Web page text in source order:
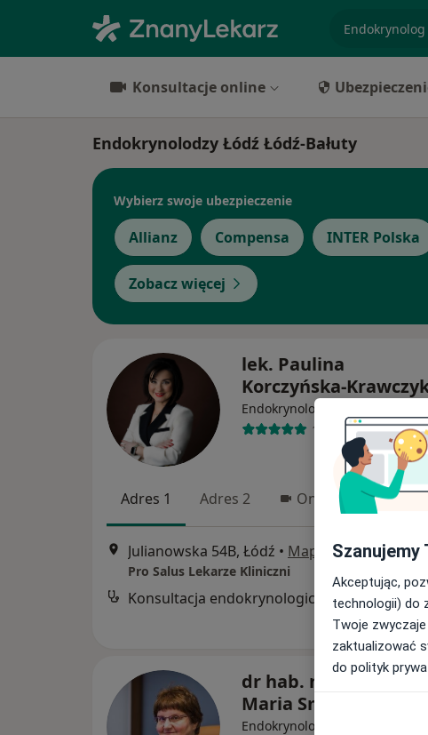
Konsultacje online
Endokrynolodzy Łódź Łódź-Bałuty
Wybierz swoje ubezpieczenie
Allianz Compensa INTER Polska
Zobacz więcej
lek. Paulina
Korczyńska-
Endokrynolog
176 opinii
Adres 1 Adres 2 Online
Julianowska 54B, Łódź • Mapa
Pro Salus Lekarze Kliniczni
Konsultacja endokrynologiczna od
dr hab. n. med.
Maria Smyczyńska
Endokrynolog, Endokrynolog
Akceptując,
technologii) do
Twoje
zaktualizować
do polityk